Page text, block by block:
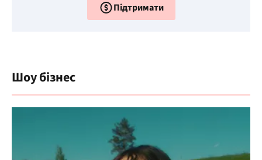
Підтримати
Шоу бізнес